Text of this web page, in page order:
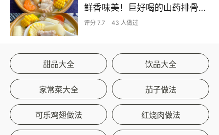
鲜香味美！巨好喝的山药排骨汤！！
评分 7.7 43 人做过
甜品大全 饮品大全
家常菜大全 茄子做法
可乐鸡翅做法 红烧肉做法